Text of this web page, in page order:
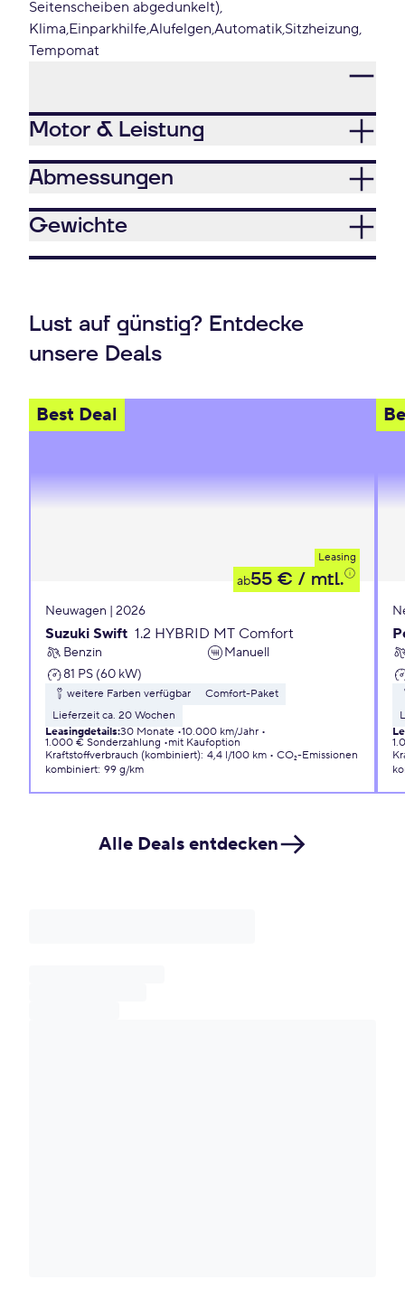
Seitenscheiben abgedunkelt)
Klima EinparkhilfeAlufelgen Automatik Sitzheizung
Tempomat
Motor & Leistung
Abmessungen
Gewichte
Lust auf günstig? Entdecke
unsere Deals
Best Deal
Leasing
ab55 € / mtl.
Neuwagen | 2026
Suzuki Swift 1.2 HYBRID MT Comfort
Benzin
Manuell
81 PS (60 kW)
weitere Farben verfügbar
Comfort-Paket
Lieferzeit ca. 20 Wochen
Leasingdetails:30 Monate 10.000 km/Jahr
1.000 € Sonderzahlung
mit Kaufoption
Kraftstoffverbrauch (kombiniert): 4,4 l/100 km
CO₂-Emissionen
kombiniert: 99 g/km
Alle Deals entdecken